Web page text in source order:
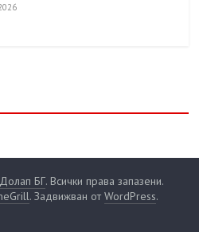
Долап БГ. Всички права запазени.
. Задвижван отWordPress.